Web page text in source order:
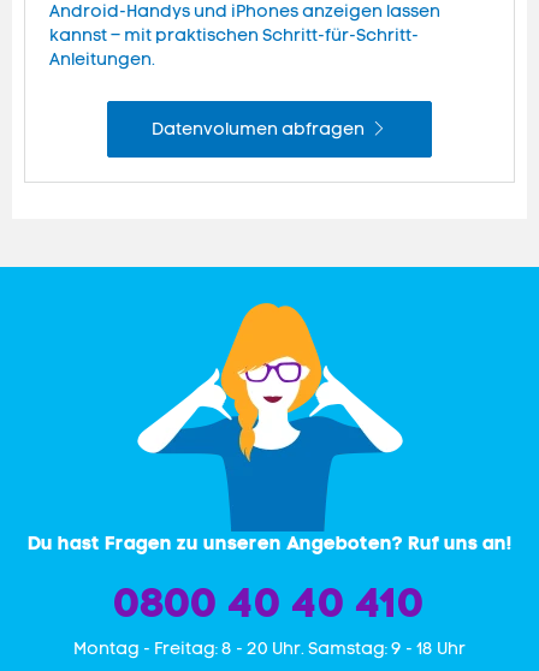
Android-Handys und iPhones anzeigen lassen
kannst – mit praktischen Schritt-für-Schritt-
Anleitungen.
Datenvolumen abfragen
Du hast Fragen zu unseren Angeboten? Ruf uns an!
0800 40 40 410
Mon­tag - Freitag: 8 - 20 Uhr. Samstag: 9 - 18 Uhr